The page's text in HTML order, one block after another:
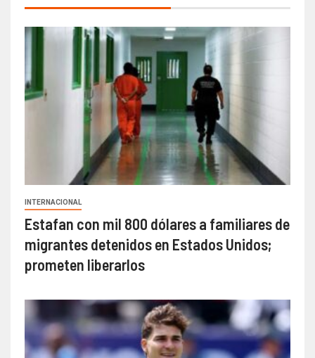
INTERNACIONAL
Estafan con mil 800 dólares a familiares de
migrantes detenidos en Estados Unidos;
prometen liberarlos